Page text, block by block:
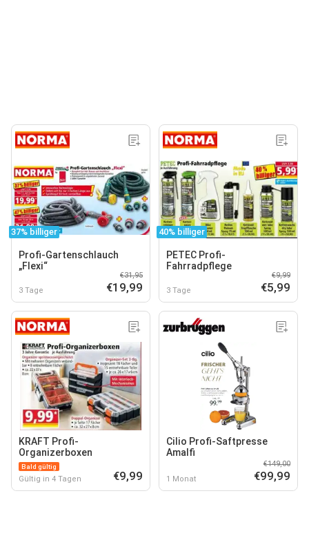
37% billiger
Profi-Gartenschlauch
„Flexi“
3 Tage
€31,95
€19,99
40% billiger
PETEC Profi-
Fahrradpflege
3 Tage
€9,99
€5,99
KRAFT Profi-
Organizerboxen
Bald gültig
Gültig in 4 Tagen €9,99
Cilio Profi-Saftpresse
Amalfi
1 Monat
€149,00
€99,99